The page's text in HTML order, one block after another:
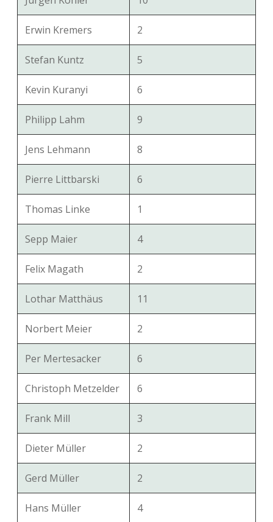
Erwin Kremers 2
Stefan Kuntz 5
Kevin Kuranyi 6
Philipp Lahm 9
Jens Lehmann 8
Pierre Littbarski 6
Thomas Linke 1
Sepp Maier 4
Felix Magath 2
Lothar Matthäus 11
Norbert Meier 2
Per Mertesacker 6
Christoph Metzelder 6
Frank Mill 3
Dieter Müller 2
Gerd Müller 2
Hans Müller 4